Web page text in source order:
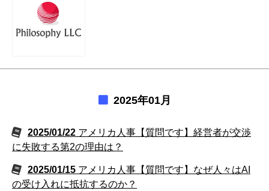
2025年01月
2025/01/22 アメリカ人事【質問です】経営者が交渉
に失敗する第2の理由は？
2025/01/15 アメリカ人事【質問です】なぜ人々はAI
の受け入れに抵抗するのか？